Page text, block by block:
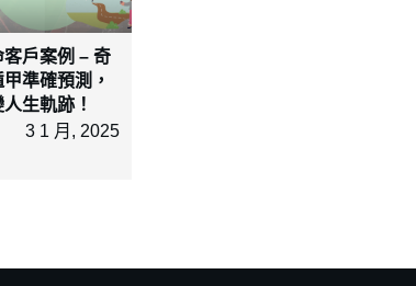
客戶案例 – 奇
甲準確預測，
生軌跡！
3 1 月, 2025